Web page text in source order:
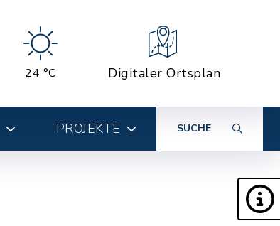
24 °C Digitaler Ortsplan
PROJEKTE SUCHE